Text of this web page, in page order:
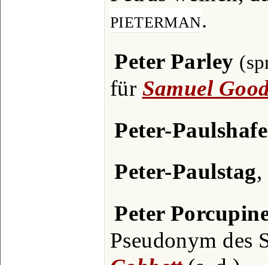
pieterman.
Peter Parley
für Samuel
Peter-
Peter-Paulstag
Peter
Pseudonym des